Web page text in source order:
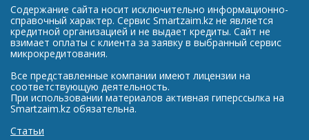
Содержание сайта носит исключительно информационно-
справочный характер. Сервис Smartzaim.kz не является
кредитной организацией и не выдает кредиты. Сайт не
взимает оплаты с клиента за заявку в выбранный сервис
микрокредитования.
Все представленные компании имеют лицензии на
соответствующую деятельность.
При использовании материалов активная гиперссылка на
Smartzaim.kz обязательна.
Статьи